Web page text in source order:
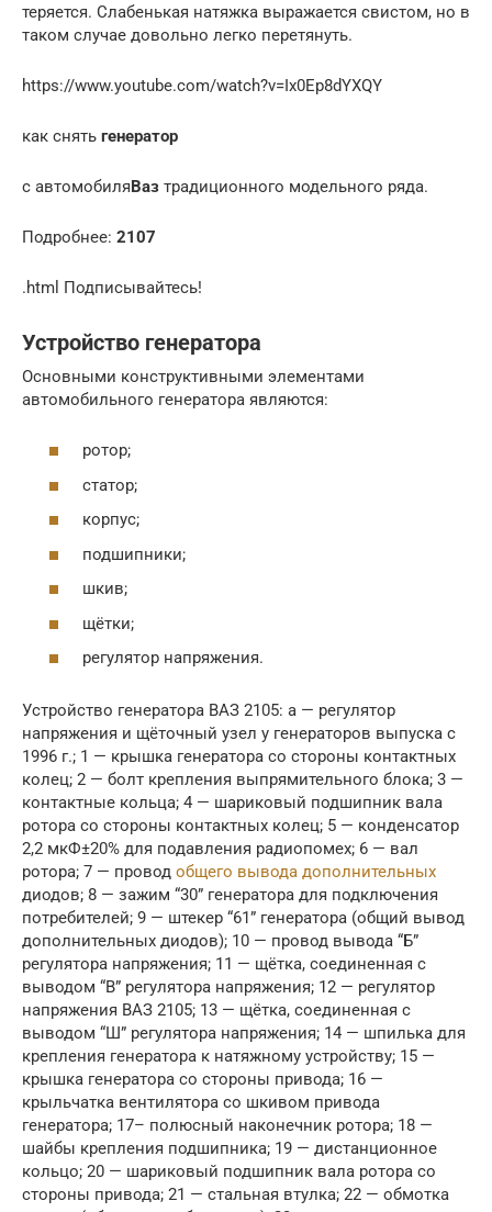
теряется. Слабенькая натяжка выражается свистом, но в
таком случае довольно легко перетянуть.
https://www.youtube.com/watch?v=Ix0Ep8dYXQY
как снять генератор
с автомобиляВаз традиционного модельного ряда.
Подробнее: 2107
.html Подписывайтесь!
Устройство генератора
Основными конструктивными элементами
автомобильного генератора являются:
ротор;
статор;
корпус;
подшипники;
шкив;
щётки;
регулятор напряжения.
Устройство генератора ВАЗ 2105: а — регулятор
напряжения и щёточный узел у генераторов выпуска с
1996 г.; 1 — крышка генератора со стороны контактных
колец; 2 — болт крепления выпрямительного блока; 3 —
контактные кольца; 4 — шариковый подшипник вала
ротора со стороны контактных колец; 5 — конденсатор
2,2 мкФ±20% для подавления радиопомех; 6 — вал
ротора; 7 — провод общего вывода дополнительных
диодов; 8 — зажим “30” генератора для подключения
потребителей; 9 — штекер “61” генератора (общий вывод
дополнительных диодов); 10 — провод вывода “Б”
регулятора напряжения; 11 — щётка, соединенная с
выводом “В” регулятора напряжения; 12 — регулятор
напряжения ВАЗ 2105; 13 — щётка, соединенная с
выводом “Ш” регулятора напряжения; 14 — шпилька для
крепления генератора к натяжному устройству; 15 —
крышка генератора со стороны привода; 16 —
крыльчатка вентилятора со шкивом привода
генератора; 17– полюсный наконечник ротора; 18 —
шайбы крепления подшипника; 19 — дистанционное
кольцо; 20 — шариковый подшипник вала ротора со
стороны привода; 21 — стальная втулка; 22 — обмотка